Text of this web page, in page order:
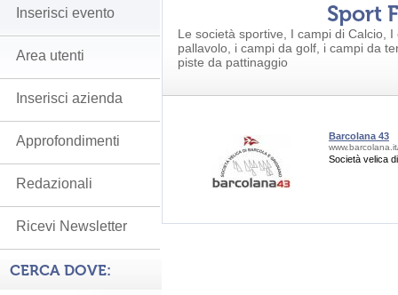
Sport
Le società sportive, I campi di Calcio,
pallavolo, i campi da golf, i campi da
piste da pattinaggio
Barcolana 43
Società velica
Inserisci evento
Area utenti
Inserisci azienda
Approfondimenti
Redazionali
Ricevi Newsletter
CERCA DOVE: